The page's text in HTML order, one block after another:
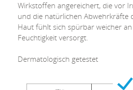
Wirkstoffen angereichert, die vor
und die natürlichen Abwehrkräfte
Haut fühlt sich spürbar weicher
Feuchtigkeit versorgt.
Dermatologisch getestet